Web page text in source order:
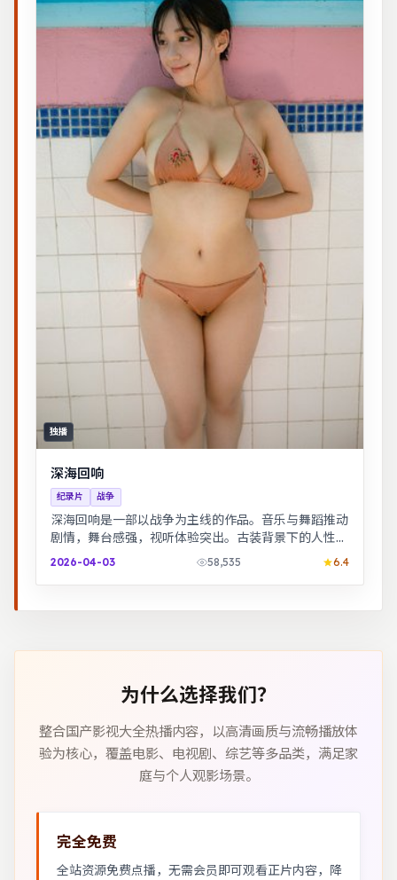
独播
深海回响
纪录片 战争
深海回响是一部以战争为主线的作品。音乐与舞蹈推动
剧情，舞台感强，视听体验突出。古装背景下的人性博
弈，群像刻画细腻，权谋与情感并重。
2026-04-03 58,535 6.4
为什么选择我们？
整合国产影视大全热播内容，以高清画质与流畅播放体
验为核心，覆盖电影、电视剧、综艺等多品类，满足家
庭与个人观影场景。
完全免费
全站资源免费点播，无需会员即可观看正片内容，降